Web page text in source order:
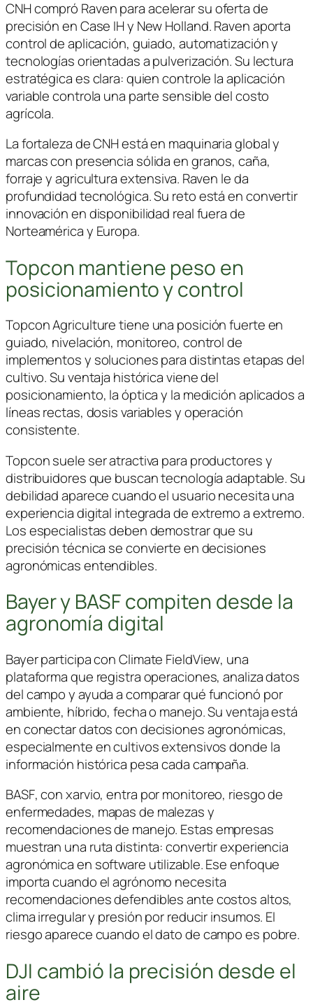
CNHcompró Ravenpara acelerar su oferta de
precisión en Case IH y New Holland. Raven aporta
control de aplicación, guiado, automatización y
tecnologías orientadas a pulverización. Su lectura
estratégica es clara: quien controle la aplicación
variable controla una parte sensible del costo
agrícola.
La fortaleza de CNH está en maquinaria global y
marcas con presencia sólida en granos, caña,
forraje y agricultura extensiva. Raven le da
profundidad tecnológica. Su reto está en convertir
innovación en disponibilidad real fuera de
Norteamérica y Europa.
Topcon mantiene peso en
posicionamiento y control
Topcon Agriculturetiene una posición fuerte en
guiado, nivelación, monitoreo, control de
implementos y soluciones para distintas etapas del
cultivo. Su ventaja histórica viene del
posicionamiento, la óptica y la medición aplicados a
líneas rectas, dosis variables y operación
consistente.
Topcon suele ser atractiva para productores y
distribuidores que buscan tecnología adaptable. Su
debilidad aparece cuando el usuario necesita una
experiencia digital integrada de extremo a extremo.
Los especialistas deben demostrar que su
precisión técnica se convierte en decisiones
agronómicas entendibles.
Bayer y BASF compiten desde la
agronomía digital
Bayerparticipa conClimate FieldView, una
plataforma que registra operaciones, analiza datos
del campo y ayuda a comparar qué funcionó por
ambiente, híbrido, fecha o manejo. Su ventaja está
en conectar datos con decisiones agronómicas,
especialmente en cultivos extensivos donde la
información histórica pesa cada campaña.
BASF, conxarvio, entra por monitoreo, riesgo de
enfermedades, mapas de malezas y
recomendaciones de manejo. Estas empresas
muestran una ruta distinta: convertir experiencia
agronómica en software utilizable. Ese enfoque
importa cuando el agrónomo necesita
recomendaciones defendibles ante costos altos,
clima irregular y presión por reducir insumos. El
riesgo aparece cuando el dato de campo es pobre.
DJI cambió la precisión desde el
aire